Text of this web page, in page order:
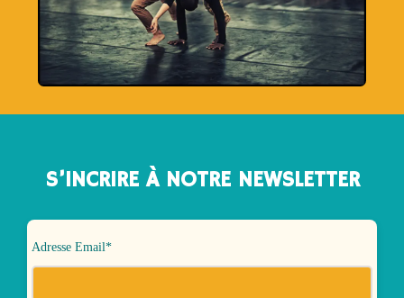
S’INCRIRE À NOTRE NEWSLETTER
Adresse Email*